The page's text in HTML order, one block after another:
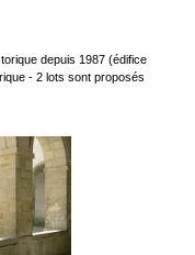
depuis 1987 (édifice
- 2 lots sont proposés